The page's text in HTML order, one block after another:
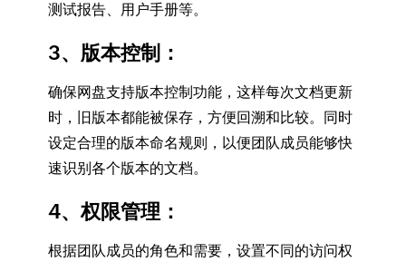
测试报告、用户手册等。
3、版本控制 ：
确保网盘支持版本控制功能，这样每次文档更新
时，旧版本都能被保存，方便回溯和比较。同时
设定合理的版本命名规则，以便团队成员能够快
速识别各个版本的文档。
4、权限管理 ：
根据团队成员的角色和需要，设置不同的访问权